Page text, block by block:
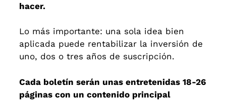
hacer.
Lo más importante: una sola idea bien
aplicada puede rentabilizar la inversión de
uno, dos o tres años de suscripción.
Cada boletín serán unas entretenidas 18-26
páginas con un contenido principal